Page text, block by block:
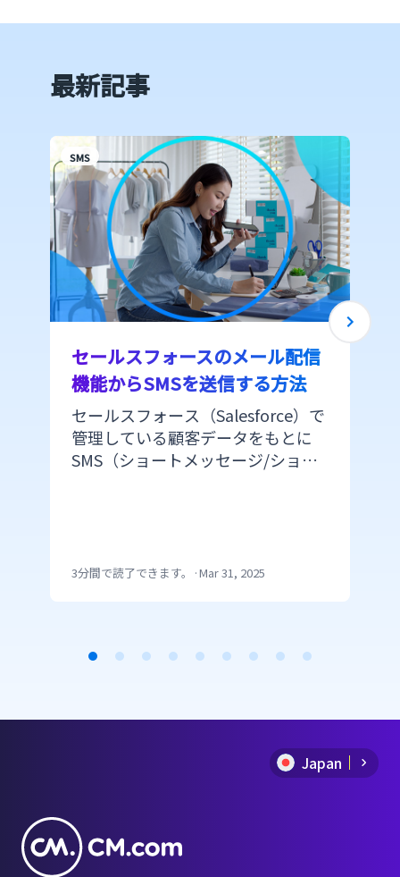
最新記事
SMS
セールスフォースのメール配信
機能からSMSを送信する方法
セールスフォース（Salesforce）で
管理している顧客データをもとに
SMS（ショートメッセージ/ショー
の利用で開発の手間がかかります。
メールと同じ手順でSMSが送信でき
ご紹介します。
3分間で読了できます。 ·Mar 31, 2025
1
Japan